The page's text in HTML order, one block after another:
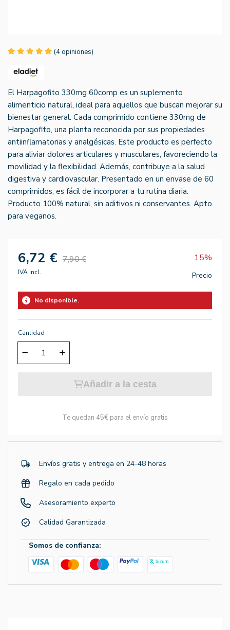
(4 opiniones)
El Harpagofito 330mg 60comp es un suplemento
alimenticio natural, ideal para aquellos que buscan mejorar su
bienestar general. Cada comprimido contiene 330mg de
Harpagofito, una planta reconocida por sus propiedades
antiinflamatorias y analgésicas. Este producto es perfecto
para aliviar dolores articulares y musculares, favoreciendo la
movilidad y la flexibilidad. Además, contribuye a la salud
digestiva y cardiovascular. Presentado en un envase de 60
comprimidos, es fácil de incorporar a tu rutina diaria.
Producto 100% natural, sin aditivos ni conservantes. Apto
para veganos.
6,72 € 7,90 € 15%
IVA incl. Precio
No disponible.
Cantidad
Añadir a la cesta
Te quedan 45€ para el envío gratis
Envíos gratis y entrega en 24-48 horas
Regalo en cada pedido
Asesoramiento experto
Calidad Garantizada
Somos de confianza: